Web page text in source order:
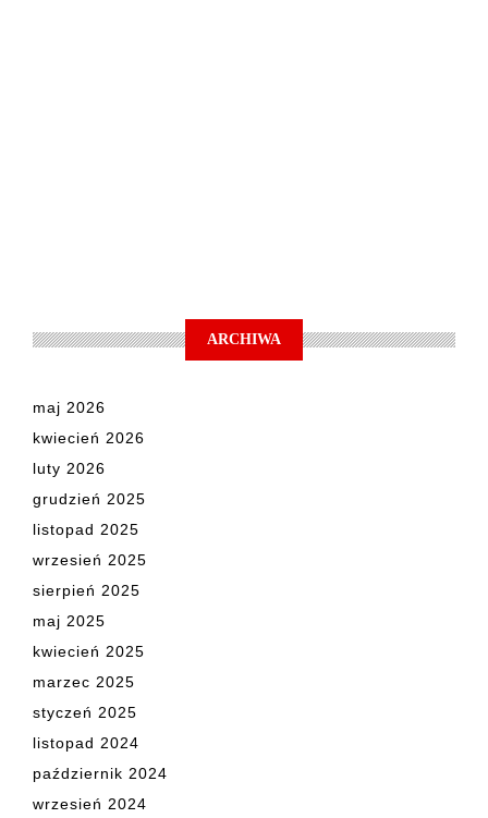
ARCHIWA
maj 2026
kwiecień 2026
luty 2026
grudzień 2025
listopad 2025
wrzesień 2025
sierpień 2025
maj 2025
kwiecień 2025
marzec 2025
styczeń 2025
listopad 2024
październik 2024
wrzesień 2024